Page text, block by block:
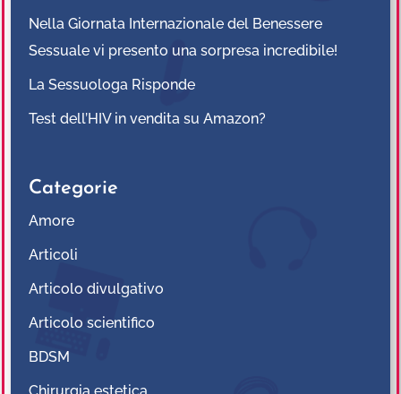
Nella Giornata Internazionale del Benessere
Sessuale vi presento una sorpresa incredibile!
La Sessuologa Risponde
Test dell’HIV in vendita su Amazon?
Categorie
Amore
Articoli
Articolo divulgativo
Articolo scientifico
BDSM